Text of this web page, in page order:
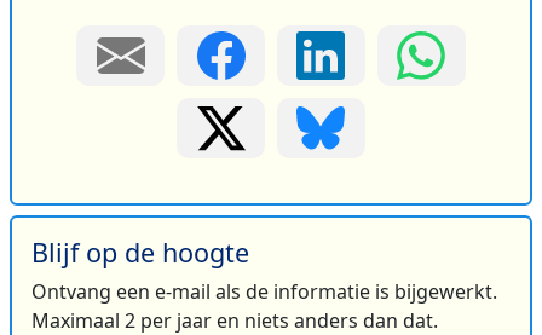
Blijf op de hoogte
Ontvang een e-mail als de informatie is bijgewerkt.
Maximaal 2 per jaar en niets anders dan dat.